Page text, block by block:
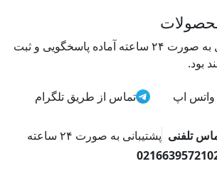
تیم پشتیبانی فرامتال به صورت ۲۴ ساعته آماده پاسخگویی و ثبت
بود.
اپ تماس از طریق تلگرام
تلفنی پشتیبانی به صورت ۲۴ ساعته
02166395721